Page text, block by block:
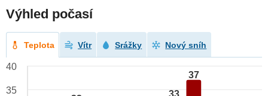
Výhled počasí
Teplota Vítr Srážky Nový sníh
33
37
40
35